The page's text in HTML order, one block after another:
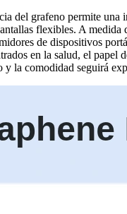
del grafeno permite una
flexibles. A medida
de dispositivos
en la salud, el papel
y la comodidad seguirá